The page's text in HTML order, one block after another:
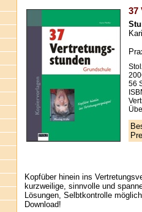
37
56
Kopfüber hinein ins
kurzweilige, sinnvolle und
Lösungen, Selbtkontrolle
Download!